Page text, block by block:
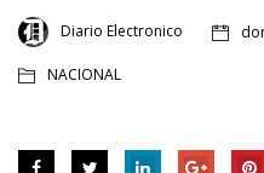
Diario Electronico
NACIONAL